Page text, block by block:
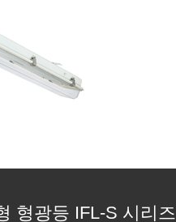
형광등 IFL-S 시리즈